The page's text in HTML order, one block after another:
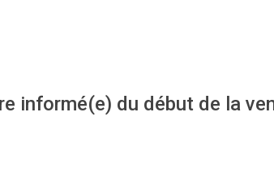
informé(e) du début de la